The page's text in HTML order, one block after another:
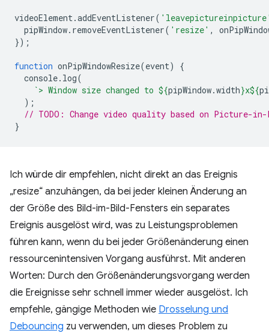
videoElement.addEventListener(
pipWindow. removeEventListener( 'resize' ,
});
function onPipWindowResize(event)
{
console. log(
`> Window size changed to ${pipWindow.width}x${
);
// TODO: Change video quality based on Picture-
}
Ich würde dir empfehlen, nicht direkt an das Ereignis
„resize“ anzuhängen, da bei jeder kleinen Änderung an
der Größe des Bild-im-Bild-Fensters ein separates
Ereignis ausgelöst wird, was zu Leistungsproblemen
führen kann, wenn du bei jeder Größenänderung einen
ressourcenintensiven Vorgang ausführst. Mit anderen
Worten: Durch den Größenänderungsvorgang werden
die Ereignisse sehr schnell immer wieder ausgelöst. Ich
empfehle, gängige Methoden wie Drosselung und
Debouncing zu verwenden, um dieses Problem zu